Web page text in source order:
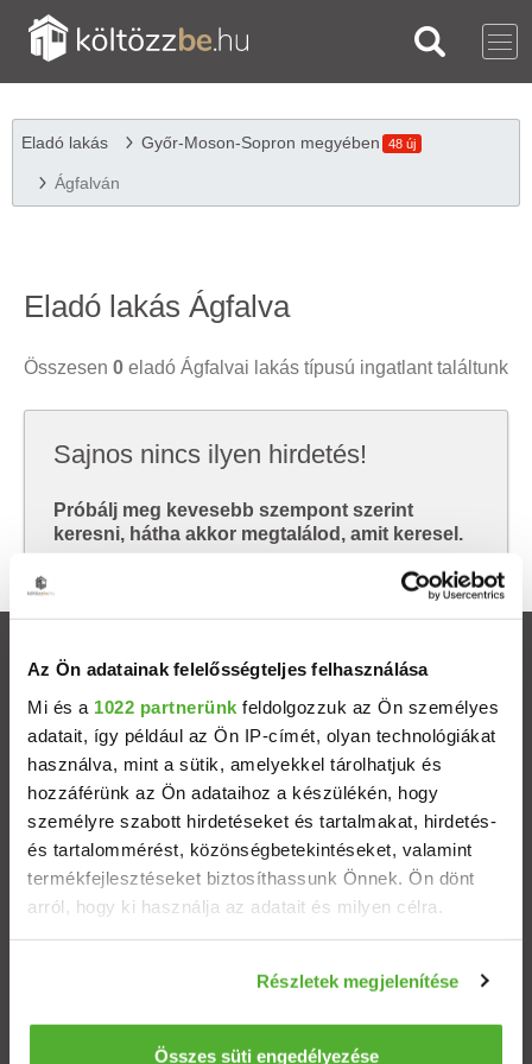
Az Ön adatainak felelősségteljes felhasználása
Mi és a 1022 partnerünk feldolgozzuk az Ön személyes
adatait, így például az Ön IP-címét, olyan technológiákat
használva, mint a sütik, amelyekkel tárolhatjuk és
hozzáférünk az Ön adataihoz a készülékén, hogy
személyre szabott hirdetéseket és tartalmakat, hirdetés-
és tartalommérést, közönségbetekintéseket, valamint
termékfejlesztéseket biztosíthassunk Önnek. Ön dönt
arról, hogy ki használja az adatait és milyen célra.
Információgyűjtés az Ön földrajzi elhelyezkedéséről
pár méteres pontossággal
Az Ön készülékén beazonosítása annak konkrét
Részletek megjelenítése
Összes süti engedélyezése
Eladó lakás Győr-Moson-Sopron megyében 48 új
Ágfalván
Eladó lakás Ágfalva
Összesen 0 eladó Ágfalvai lakás típusú ingatlant találtunk
Sajnos nincs ilyen hirdetés!
Próbálj meg kevesebb szempont szerint
keresni, hátha akkor megtalálod, amit keresel.
Ingatlanok
Eladó házak
Eladó lakások
Települések
Albérletek